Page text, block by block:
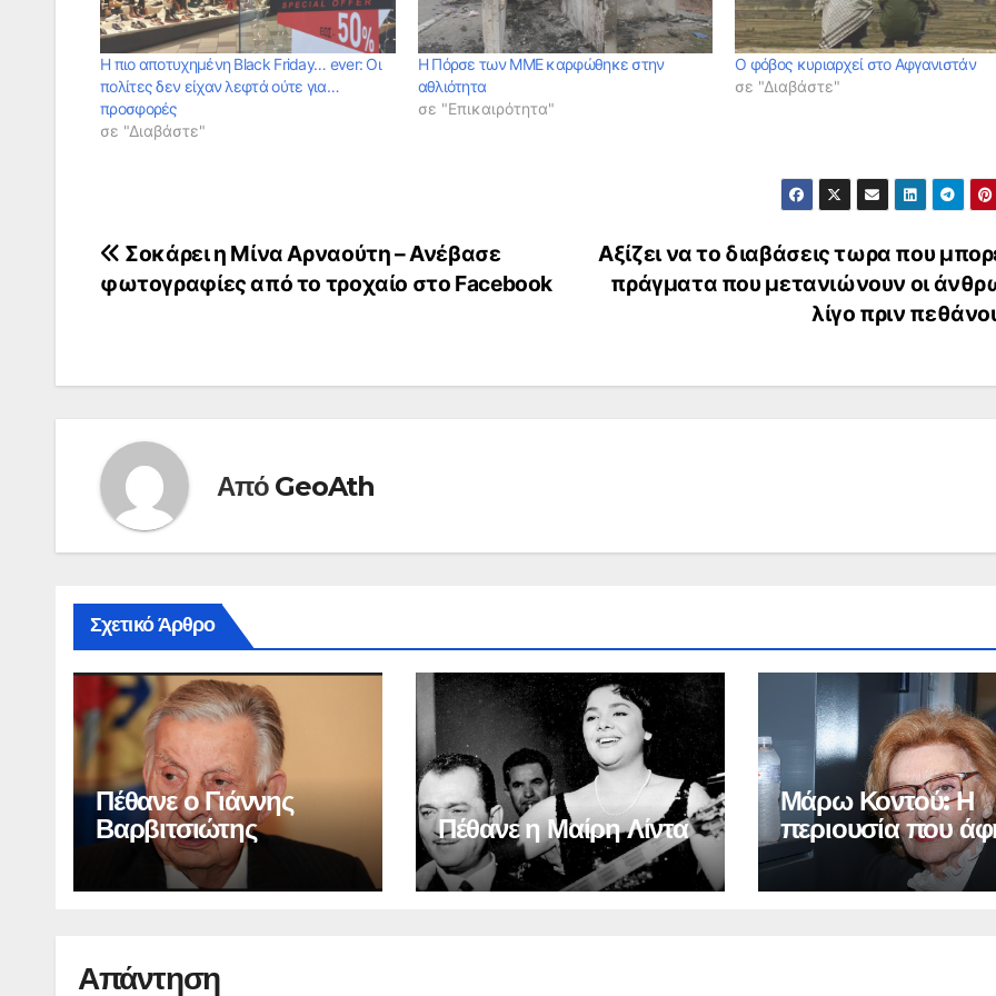
Η πιο αποτυχημένη Black Friday… ever: Οι
πολίτες δεν είχαν λεφτά ούτε για…
προσφορές
σε "Διαβάστε"
Η Πόρσε των ΜΜΕ καρφώθηκε στην
αθλιότητα
σε "Επικαιρότητα"
Ο φόβος κυριαρχεί στο Αφγανιστάν
σε "Διαβάστε"
Πλοήγηση
άρθρων
Αξίζει να το διαβάσεις τωρα που
πράγματα που μετανιώνουν οι
λίγο πριν
Σοκάρει η Μίνα Αρναούτη – Ανέβασε
φωτογραφίες από το τροχαίο στο Facebook
Από GeoAth
Σχετικό Άρθρο
Πέθανε ο Γιάννης
Βαρβιτσιώτης
Πέθανε η Μαίρη Λίντα
Μάρω Κοντού: Η
περιουσία που
πίσω της – Τα ποσά
που έπαιρνε από
Απάντηση